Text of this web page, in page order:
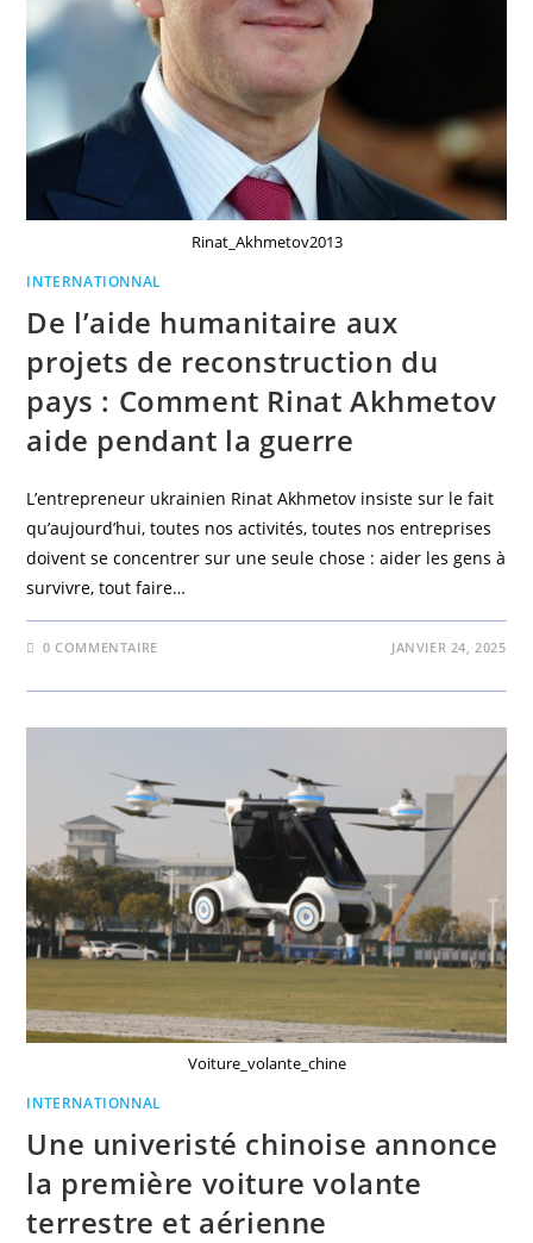
Rinat_Akhmetov2013
INTERNATIONNAL
De l’aide humanitaire aux
projets de reconstruction du
pays : Comment Rinat Akhmetov
aide pendant la guerre
L’entrepreneur ukrainien Rinat Akhmetov insiste sur le fait
qu’aujourd’hui, toutes nos activités, toutes nos entreprises
doivent se concentrer sur une seule chose : aider les gens à
survivre, tout faire…
0 COMMENTAIRE JANVIER 24, 2025
Voiture_volante_chine
INTERNATIONNAL
Une univeristé chinoise annonce
la première voiture volante
terrestre et aérienne